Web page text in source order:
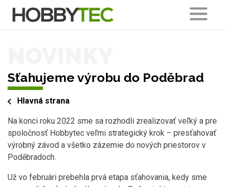
Sťahujeme výrobu do Poděbrad
Hlavná strana
Na konci roku 2022 sme sa rozhodli zrealizovať veľký a pre
spoločnosť Hobbytec veľmi strategický krok – presťahovať
výrobný závod a všetko zázemie do nových priestorov v
Poděbradoch.
Už vo februári prebehla prvá etapa sťahovania, kedy sme